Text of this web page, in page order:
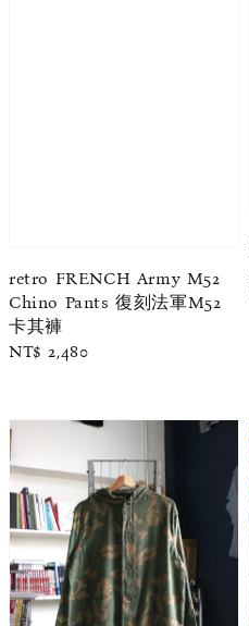
retro FRENCH Army M52
Chino Pants 復刻法軍M52
卡其褲
Regular
NT$ 2,480